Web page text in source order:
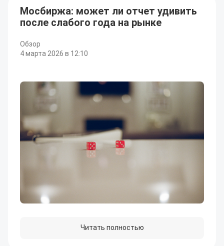
Мосбиржа: может ли отчет удивить
после слабого года на рынке
Обзор
4 марта 2026 в 12:10
Читать полностью